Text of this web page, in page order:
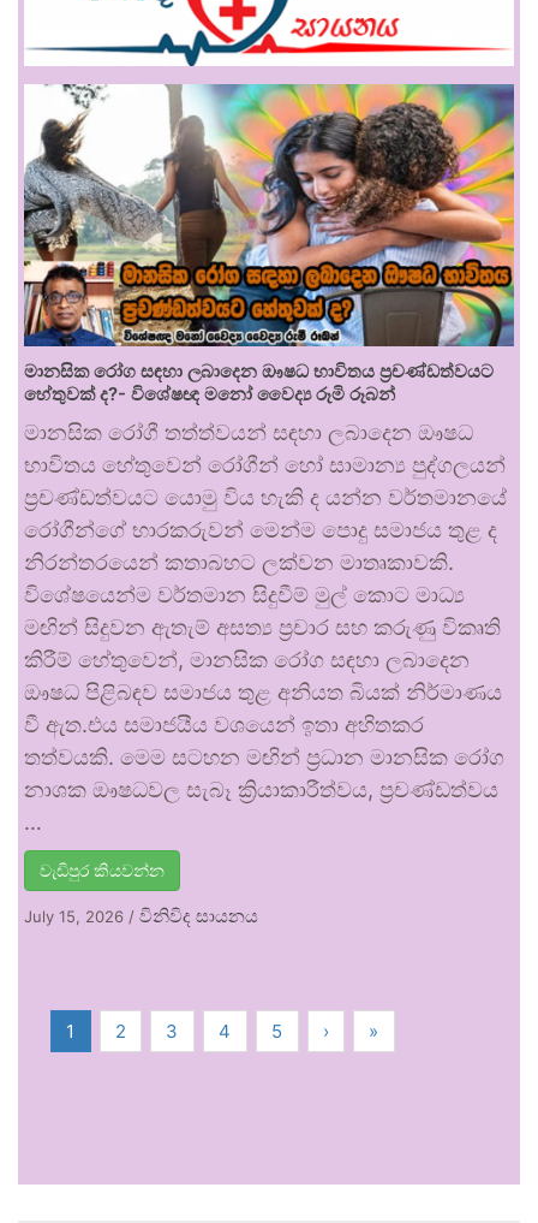
මානසික රෝග සඳහා ලබාදෙන ඖෂධ භාවිතය ප්‍රචණ්ඩත්වයට
හේතුවක් ද?- විශේෂඥ මනෝ වෛද්‍ය රූමි රූබන්
මානසික රෝගී තත්ත්වයන් සඳහා ලබාදෙන ඖෂධ
භාවිතය හේතුවෙන් රෝගීන් හෝ සාමාන්‍ය පුද්ගලයන්
ප්‍රචණ්ඩත්වයට යොමු විය හැකි ද යන්න වර්තමානයේ
රෝගීන්ගේ භාරකරුවන් මෙන්ම පොදු සමාජය තුළ ද
නිරන්තරයෙන් කතාබහට ලක්වන මාතෘකාවකි.
විශේෂයෙන්ම වර්තමාන සිදුවීම් මුල් කොට මාධ්‍ය
මඟින් සිදුවන ඇතැම් අසත්‍ය ප්‍රචාර සහ කරුණු විකෘති
කිරීම් හේතුවෙන්, මානසික රෝග සඳහා ලබාදෙන
ඖෂධ පිළිබඳව සමාජය තුළ අනියත බියක් නිර්මාණය
වී ඇත.එය සමාජයීය වශයෙන් ඉතා අහිතකර
තත්වයකි. මෙම සටහන මඟින් ප්‍රධාන මානසික රෝග
නාශක ඖෂධවල සැබෑ ක්‍රියාකාරීත්වය, ප්‍රචණ්ඩත්වය
…
වැඩිපුර කියවන්න
July 15, 2026 / විනිවිද සායනය
1 2 3 4 5 › »